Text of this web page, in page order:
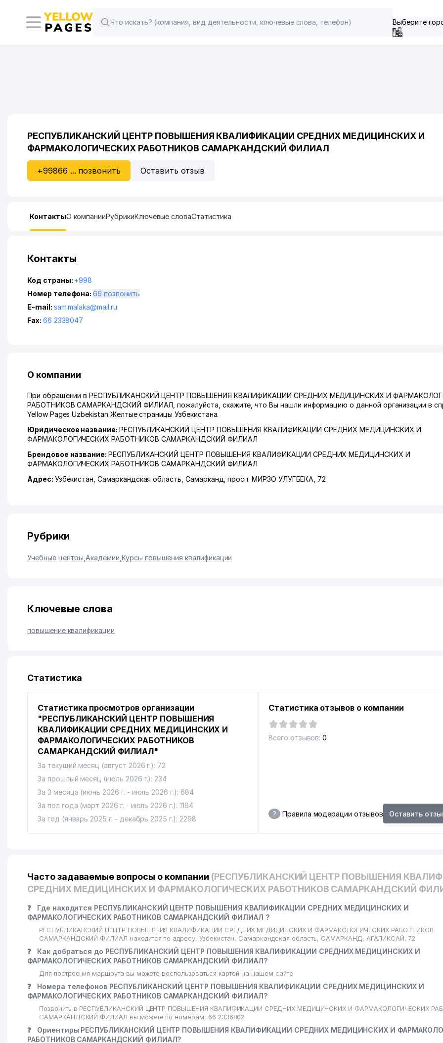
Выберите
РЕСПУБЛИКАНСКИЙ ЦЕНТР ПОВЫШЕНИЯ КВАЛИФИКАЦИИ СРЕДНИХ МЕДИЦИНСКИХ И
ФАРМАКОЛОГИЧЕСКИХ РАБОТНИКОВ САМАРКАНДСКИЙ ФИЛИАЛ
+99866 ... позвонить Оставить отзыв
КонтактыО компанииРубрикиКлючевые словаСтатистика
Контакты
Код страны: +998
Номер телефона:
66 позвонить
E-mail: sam.malaka@mail.ru
Fax: 66 2338047
О компании
При обращении в РЕСПУБЛИКАНСКИЙ ЦЕНТР ПОВЫШЕНИЯ КВАЛИФИКАЦИИ СРЕДНИХ МЕДИЦИНСКИХ И
РАБОТНИКОВ САМАРКАНДСКИЙ ФИЛИАЛ, пожалуйста, скажите, что Вы нашли информацию о данной организации в
Yellow Pages Uzbekistan Желтые страницы Узбекистана.
Юридическое название: РЕСПУБЛИКАНСКИЙ ЦЕНТР ПОВЫШЕНИЯ КВАЛИФИКАЦИИ СРЕДНИХ МЕДИЦИНСКИХ И
ФАРМАКОЛОГИЧЕСКИХ РАБОТНИКОВ САМАРКАНДСКИЙ ФИЛИАЛ
Брендовое название: РЕСПУБЛИКАНСКИЙ ЦЕНТР ПОВЫШЕНИЯ КВАЛИФИКАЦИИ СРЕДНИХ МЕДИЦИНСКИХ И
ФАРМАКОЛОГИЧЕСКИХ РАБОТНИКОВ САМАРКАНДСКИЙ ФИЛИАЛ
Адрес: Узбекистан,Самаркандская область Самарканд ,просп. МИРЗО УЛУГБЕКА , 72
Рубрики
Учебные центры Академии Курсы повышения квалификации
Ключевые слова
повышение квалификации
Статистика
Статистика просмотров организации
"РЕСПУБЛИКАНСКИЙ ЦЕНТР ПОВЫШЕНИЯ
КВАЛИФИКАЦИИ СРЕДНИХ МЕДИЦИНСКИХ И
ФАРМАКОЛОГИЧЕСКИХ РАБОТНИКОВ
САМАРКАНДСКИЙ ФИЛИАЛ"
За текущий месяц (август 2026 г.): 72
За прошлый месяц (июль 2026 г.): 234
За 3 месяца (июнь 2026 г. - июль 2026 г.): 684
За пол года (март 2026 г. - июль 2026 г.): 1164
За год (январь 2025 г. - декабрь 2025 г.): 2298
Статистика отзывов о компании
Всего отзывов: 0
? Правила модерации отзывов Оставить
Часто задаваемые вопросы о компании (РЕСПУБЛИКАНСКИЙ ЦЕНТР ПОВЫШЕНИЯ
СРЕДНИХ МЕДИЦИНСКИХ И ФАРМАКОЛОГИЧЕСКИХ РАБОТНИКОВ САМАРКАНДСКИЙ
❓
Где находится РЕСПУБЛИКАНСКИЙ ЦЕНТР ПОВЫШЕНИЯ КВАЛИФИКАЦИИ СРЕДНИХ МЕДИЦИНСКИХ И
ФАРМАКОЛОГИЧЕСКИХ РАБОТНИКОВ САМАРКАНДСКИЙ ФИЛИАЛ ?
РЕСПУБЛИКАНСКИЙ ЦЕНТР ПОВЫШЕНИЯ КВАЛИФИКАЦИИ СРЕДНИХ МЕДИЦИНСКИХ И ФАРМАКОЛОГИЧЕСКИХ РАБОТНИКОВ
САМАРКАНДСКИЙ ФИЛИАЛ находится по адресу: Узбекистан, Самаркандская область, САМАРКАНД, АГАЛИКСАЙ, 72
❓
Как добраться до РЕСПУБЛИКАНСКИЙ ЦЕНТР ПОВЫШЕНИЯ КВАЛИФИКАЦИИ СРЕДНИХ МЕДИЦИНСКИХ И
ФАРМАКОЛОГИЧЕСКИХ РАБОТНИКОВ САМАРКАНДСКИЙ ФИЛИАЛ?
Для построения маршрута вы можете воспользоваться картой на нашем сайте
❓
Номера телефонов РЕСПУБЛИКАНСКИЙ ЦЕНТР ПОВЫШЕНИЯ КВАЛИФИКАЦИИ СРЕДНИХ МЕДИЦИНСКИХ И
ФАРМАКОЛОГИЧЕСКИХ РАБОТНИКОВ САМАРКАНДСКИЙ ФИЛИАЛ?
Позвонить в РЕСПУБЛИКАНСКИЙ ЦЕНТР ПОВЫШЕНИЯ КВАЛИФИКАЦИИ СРЕДНИХ МЕДИЦИНСКИХ И ФАРМАКОЛОГИЧЕСКИХ
САМАРКАНДСКИЙ ФИЛИАЛ вы можете по номерам: 66 2336802
❓
Ориентиры РЕСПУБЛИКАНСКИЙ ЦЕНТР ПОВЫШЕНИЯ КВАЛИФИКАЦИИ СРЕДНИХ МЕДИЦИНСКИХ И
РАБОТНИКОВ САМАРКАНДСКИЙ ФИЛИАЛ?